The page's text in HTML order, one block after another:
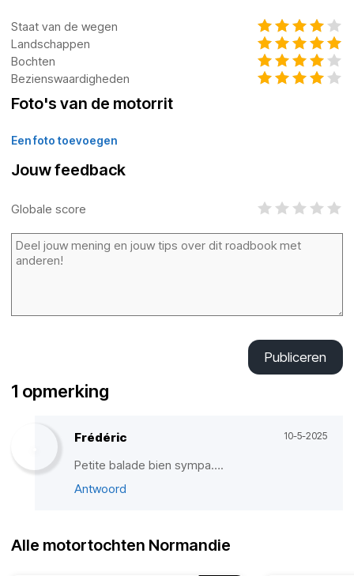
Staat van de wegen
Landschappen
Bochten
Bezienswaardigheden
Foto's van de motorrit
Een foto toevoegen
Jouw feedback
Globale score
Publiceren
1 opmerking
Frédéric 10-5-2025
Petite balade bien sympa….
Antwoord
Alle motortochten Normandie